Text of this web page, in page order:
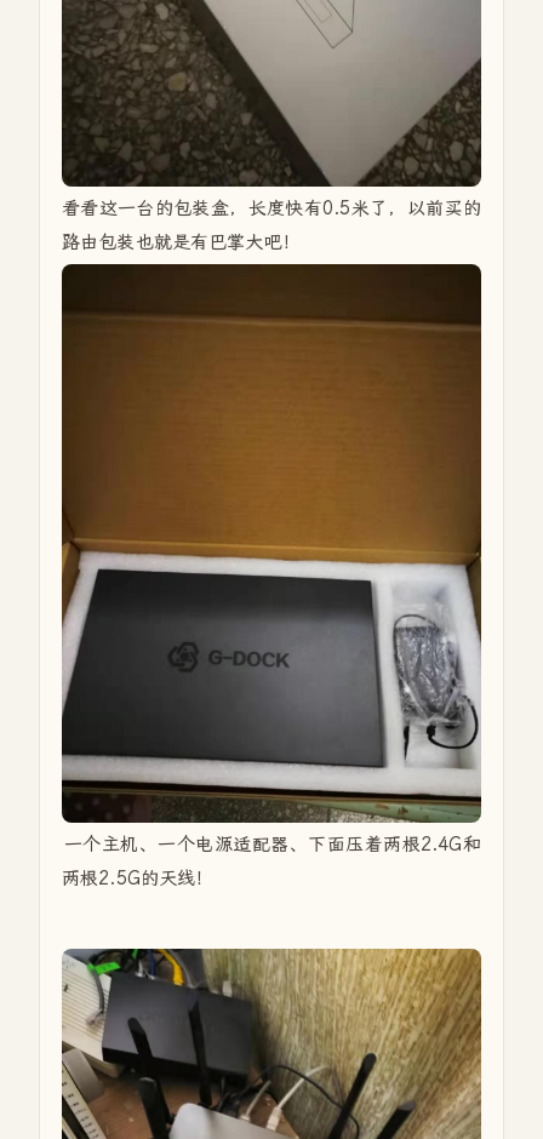
看看这一台的包装盒，长度快有0.5米了，以前买的
路由包装也就是有巴掌大吧！
一个主机、一个电源适配器、下面压着两根2.4G和
两根2.5G的天线！